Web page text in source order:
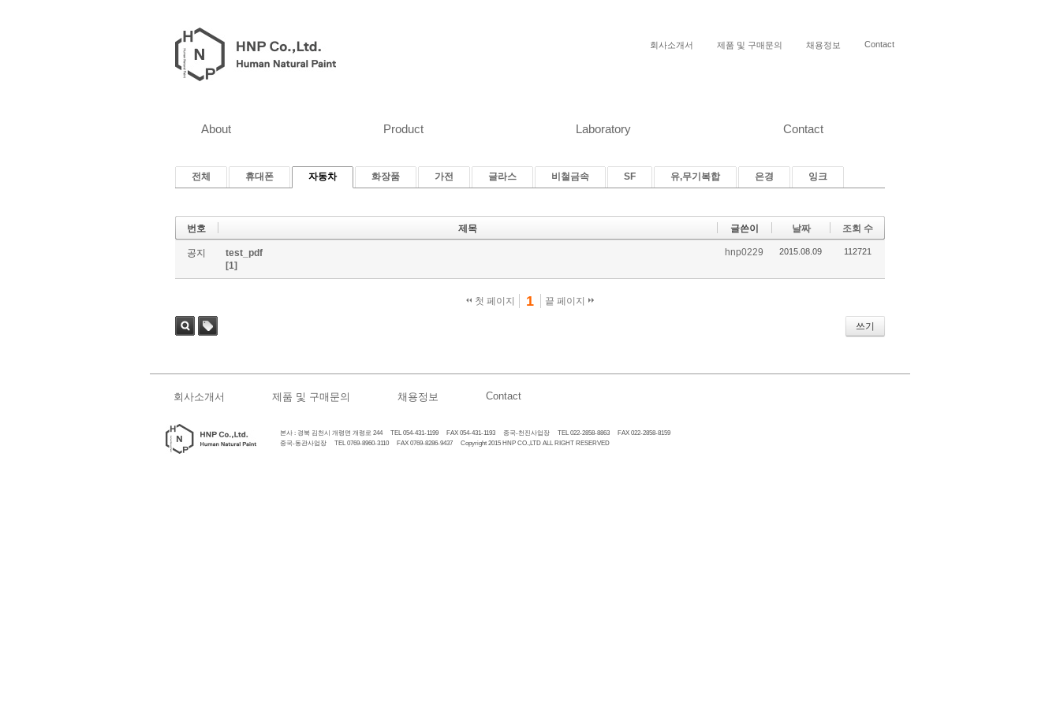
Contact
채용정보
제품 및 구매문의
회사소개서
About Product Laboratory Contact
전체 휴대폰 자동차 화장품 가전 글라스 비철금속 SF 유,무기복합 은경 잉크
번호 제목 글쓴이 날짜 조회 수
공지
test_pdf
[1]
hnp0229 2015.08.09 112721
첫 페이지 1 끝 페이지
쓰기
회사소개서 제품 및 구매문의 채용정보 Contact
본사 : 경북 김천시 개령면 개령로 244 TEL 054-431-1199 FAX 054-431-1193 중국-천진사업장 TEL 022-2858-8863 FAX 022-2858-8159
중국-동관사업장 TEL 0769-8960-3110 FAX 0769-8286-9437 Copyright 2015 HNP CO.,LTD ALL RIGHT RESERVED